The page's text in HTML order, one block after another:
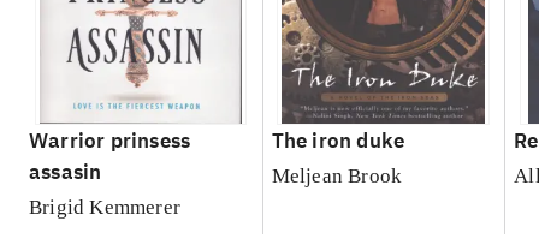
Warrior prinsess
assasin
Brigid Kemmerer
The iron duke
Meljean Brook